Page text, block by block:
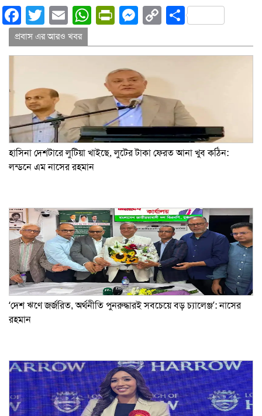
Facebook
Twitter
EmailWhatsApp
PrintFriendly
Messenger
CopyShare
প্রবাস এর আরও খবর
হাসিনা দেশটারে লুটিয়া খাইছে, লুটের টাকা ফেরত আনা খুব কঠিন:
লন্ডনে এম নাসের রহমান
‘দেশ ঋণে জর্জরিত, অর্থনীতি পুনরুদ্ধারই সবচেয়ে বড় চ্যালেঞ্জ’: নাসের
রহমান